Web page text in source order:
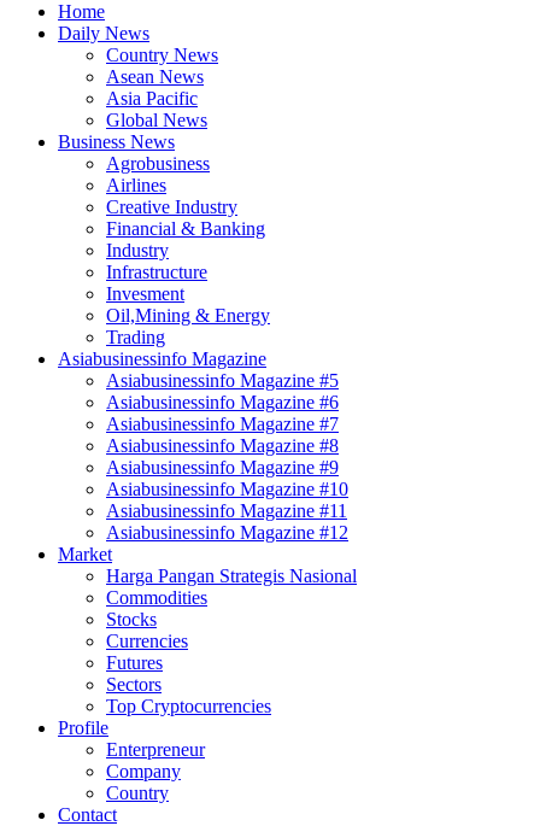
Home
Daily News
Country News
Asean News
Asia Pacific
Global News
Business News
Agrobusiness
Airlines
Creative Industry
Financial & Banking
Industry
Infrastructure
Invesment
Oil,Mining & Energy
Trading
Asiabusinessinfo Magazine
Asiabusinessinfo Magazine #5
Asiabusinessinfo Magazine #6
Asiabusinessinfo Magazine #7
Asiabusinessinfo Magazine #8
Asiabusinessinfo Magazine #9
Asiabusinessinfo Magazine #10
Asiabusinessinfo Magazine #11
Asiabusinessinfo Magazine #12
Market
Harga Pangan Strategis Nasional
Commodities
Stocks
Currencies
Futures
Sectors
Top Cryptocurrencies
Profile
Enterpreneur
Company
Country
Contact